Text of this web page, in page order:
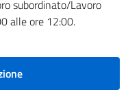
subordinato/Lavoro
alle ore 12:00.